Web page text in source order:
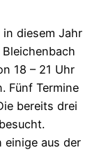
diesem Jahr
18 – 21 Uhr
Fünf Termine
bereits drei
einige aus der